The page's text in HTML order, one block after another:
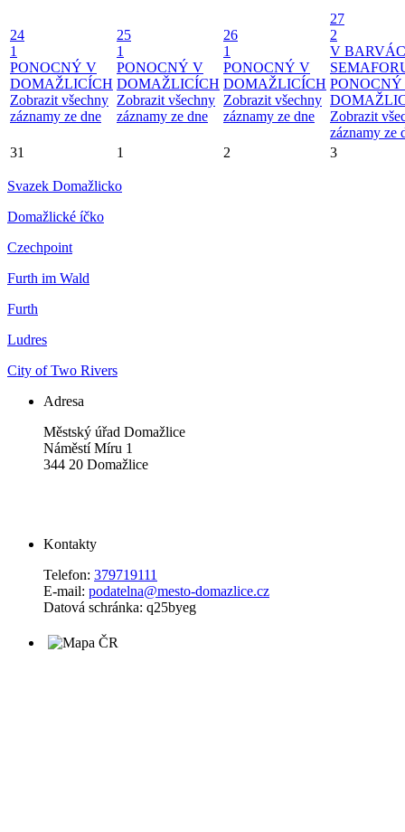
24
1
PONOCNÝ V
DOMAŽLICÍCH
Zobrazit všechny
záznamy ze dne
25
1
PONOCNÝ V
DOMAŽLICÍCH
Zobrazit všechny
záznamy ze dne
26
1
PONOCNÝ V
DOMAŽLICÍCH
Zobrazit všechny
záznamy ze dne
27
2
V
Zobrazit
záznamy ze
31
1 2 3
Svazek Domažlicko
Domažlické íčko
Czechpoint
Furth im Wald
Furth
Ludres
City of Two Rivers
Adresa
Městský úřad Domažlice
Náměstí Míru 1
344 20 Domažlice
Kontakty
Telefon: 379719111
E-mail: podatelna@mesto-domazlice.cz
Datová schránka: q25byeg